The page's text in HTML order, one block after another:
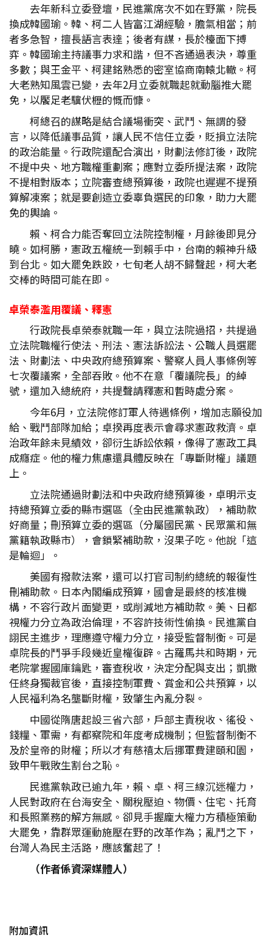
去年新科立委登壇，民進黨席次不如在野黨，院長
換成韓國瑜。韓、柯二人皆富江湖經驗，膽氣相當；前
者多急智，擅長語言表達；後者有謀，長於檯面下搏
弈。韓國瑜主持議事力求和諧，但不吝通過表決，尊重
多數；與王金平、柯建銘熟悉的密室協商南轅北轍。柯
大老熟知風雲已變，去年2月立委就職起就動腦推大罷
免，以饜足老驥伏櫪的慨而慷。
柯總召的謀略是結合議場衝突、武鬥、無謂的發
言，以降低議事品質，讓人民不信任立委，貶損立法院
的政治能量。行政院還配合演出，財劃法修訂後，政院
不提中央、地方職權重劃案；應對立委所提法案，政院
不提相對版本；立院審查總預算後，政院也遲遲不提預
算解凍案；就是要創造立委辜負選民的印象，助力大罷
免的輿論。
賴、柯合力能否奪回立法院控制權，月餘後即見分
曉。如柯勝，憲政五權統一到賴手中，台南的賴神升級
到台北。如大罷免跌跤，七旬老人胡不歸聲起，柯大老
交棒的時間可能在即。
卓榮泰濫用覆議、釋憲
行政院長卓榮泰就職一年，與立法院過招，共提過
立法院職權行使法、刑法、憲法訴訟法、公職人員選罷
法、財劃法、中央政府總預算案、警察人員人事條例等
七次覆議案，全部吞敗。他不在意「覆議院長」的綽
號，還加入總統府，共提聲請釋憲和暫時處分案。
今年6月，立法院修訂軍人待遇條例，增加志願役加
給、戰鬥部隊加給；卓揆再度表示會尋求憲政救濟。卓
治政年餘未見績效，卻衍生訴訟依賴，像得了憲政工具
成癮症。他的權力焦慮還具體反映在「專斷財權」議題
上。
立法院通過財劃法和中央政府總預算後，卓明示支
持總預算立委的縣市選區（全由民進黨執政），補助款
好商量；刪預算立委的選區（分屬國民黨、民眾黨和無
黨籍執政縣市），會鎖緊補助款，沒果子吃。他說「這
是輪迴」。
美國有撥款法案，還可以打官司制約總統的報復性
刪補助款。日本內閣編成預算，國會是最終的核准機
構，不容行政片面變更，或削減地方補助款。美、日都
視權力分立為政治倫理，不容許技術性偷換。民進黨自
詡民主進步，理應遵守權力分立，接受監督制衡。可是
卓院長的鬥爭手段幾近皇權復辟。古羅馬共和時期，元
老院掌握國庫鑰匙，審查稅收，決定分配與支出；凱撒
任終身獨裁官後，直接控制軍費、賞金和公共預算，以
人民福利為名壟斷財權，致肇生內亂分裂。
中國從隋唐起設三省六部，戶部主責稅收、徭役、
錢糧、軍需，有都察院和年度考成機制；但監督制衡不
及於皇帝的財權；所以才有慈禧太后挪軍費建頤和園，
致甲午戰敗生割台之恥。
民進黨執政已逾九年，賴、卓、柯三線沉迷權力，
人民對政府在台海安全、關稅壓迫、物價、住宅、托育
和長照業務的解方無感。卻見手握龐大權力方積極策動
大罷免，靠群眾運動施壓在野的改革作為；亂鬥之下，
台灣人為民主活路，應該奮起了！
（作者係資深媒體人）
附加資訊